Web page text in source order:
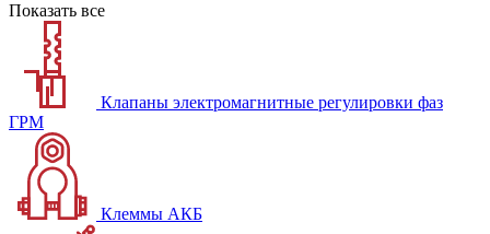
Показать все
Клапаны электромагнитные регулировки фаз
ГРМ
Клеммы АКБ